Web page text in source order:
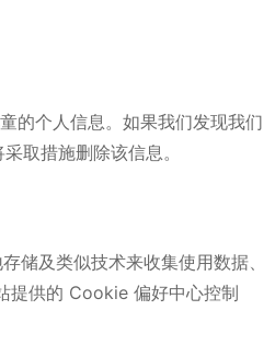
的个人信息。如果我们发现我们
取措施删除该信息。
储及类似技术来收集使用数据、
提供的 Cookie 偏好中心控制